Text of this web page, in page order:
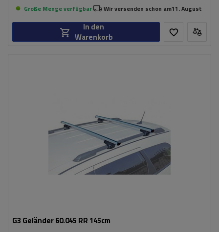
Große Menge verfügbar Wir versenden schon am11. August
In den
Warenkorb
G3 Geländer 60.045 RR 145cm